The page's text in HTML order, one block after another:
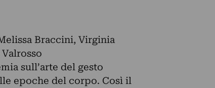
Braccini, Virginia
sull’arte del gesto
epoche del corpo. Così il